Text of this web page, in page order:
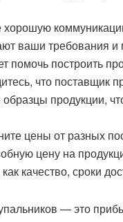
хорошую
ваши требования и
помочь построить
что поставщик
продукции,
цены от разных
цену на
качество, сроки
— это